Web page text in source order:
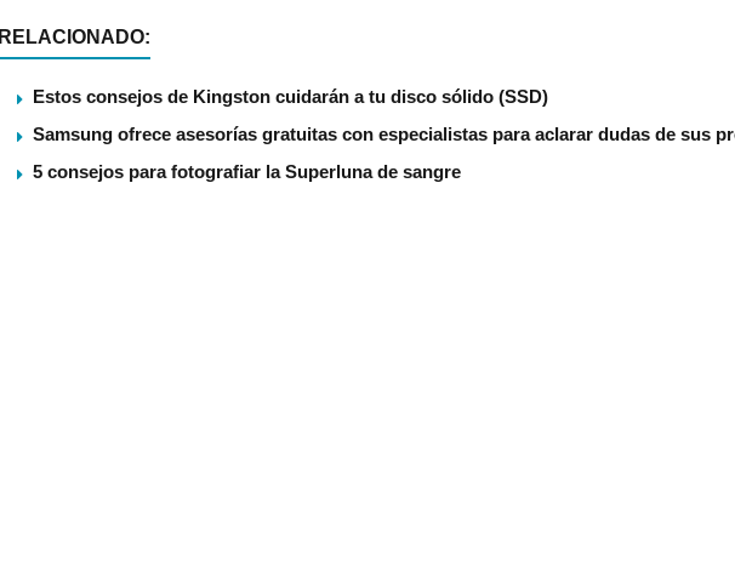
RELACIONADO:
Estos consejos de Kingston cuidarán a tu disco sólido (SSD)
Samsung ofrece asesorías gratuitas con especialistas para aclarar dudas de sus
5 consejos para fotografiar la Superluna de sangre